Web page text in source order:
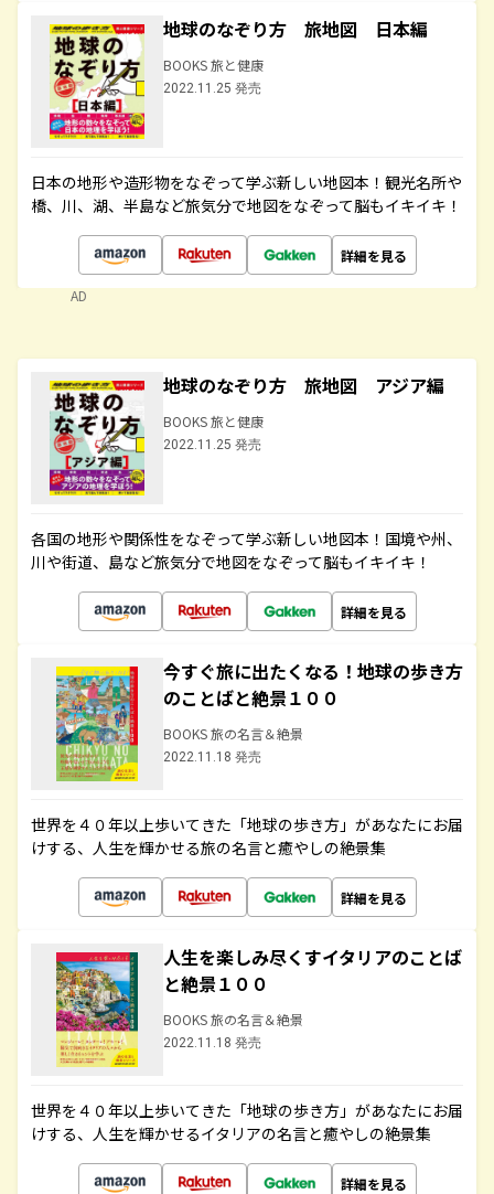
地球のなぞり方 旅地図 日本編
BOOKS 旅と健康
2022.11.25 発売
日本の地形や造形物をなぞって学ぶ新しい地図本！観光名所や
橋、川、湖、半島など旅気分で地図をなぞって脳もイキイキ！
詳細を見る
AD
地球のなぞり方 旅地図 アジア編
BOOKS 旅と健康
2022.11.25 発売
各国の地形や関係性をなぞって学ぶ新しい地図本！国境や州、
川や街道、島など旅気分で地図をなぞって脳もイキイキ！
詳細を見る
今すぐ旅に出たくなる！地球の歩き方
のことばと絶景１００
BOOKS 旅の名言＆絶景
2022.11.18 発売
世界を４０年以上歩いてきた「地球の歩き方」があなたにお届
けする、人生を輝かせる旅の名言と癒やしの絶景集
詳細を見る
人生を楽しみ尽くすイタリアのことば
と絶景１００
BOOKS 旅の名言＆絶景
2022.11.18 発売
世界を４０年以上歩いてきた「地球の歩き方」があなたにお届
けする、人生を輝かせるイタリアの名言と癒やしの絶景集
詳細を見る